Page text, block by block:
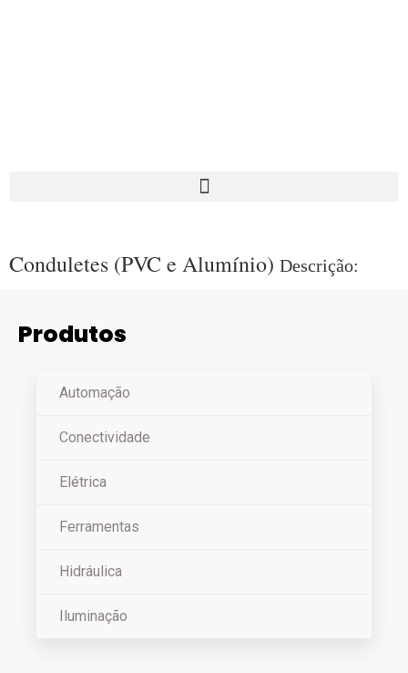
Conduletes (PVC e Alumínio) Descrição:
Produtos
Automação
Conectividade
Elétrica
Ferramentas
Hidráulica
Iluminação